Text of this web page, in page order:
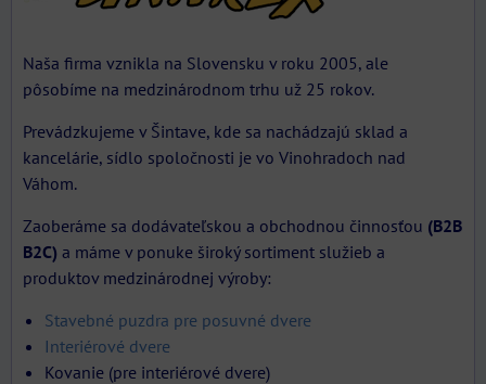
Naša firma vznikla na Slovensku v roku 2005, ale
pôsobíme na medzinárodnom trhu už 25 rokov.
Prevádzkujeme v Šintave, kde sa nachádzajú sklad a
kancelárie, sídlo spoločnosti je vo Vinohradoch nad
Váhom.
Zaoberáme sa dodávateľskou a obchodnou činnosťou (B2B
B2C) a máme v ponuke široký sortiment služieb a
produktov medzinárodnej výroby:
Stavebné puzdra pre posuvné dvere
Interiérové dvere
Kovanie (pre interiérové dvere)